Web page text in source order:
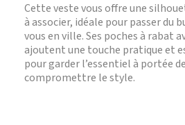
Cette veste vous offre une
à associer, idéale pour passer du
vous en ville. Ses poches à rabat
ajoutent une touche pratique et
pour garder l’essentiel à portée
compromettre le style.